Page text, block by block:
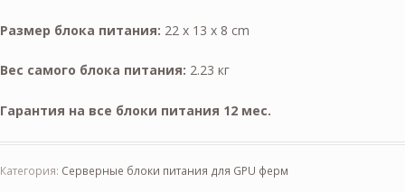
Размер блока питания: 22 x 13 x 8 cm
Вес самого блока питания: 2.23 кг
Гарантия на все блоки питания 12 мес.
Категория: Серверные блоки питания для GPU ферм